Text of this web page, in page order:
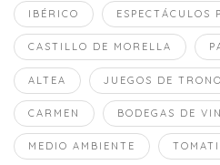
IBÉRICO ESPECTÁCULOS
CASTILLO DE MORELLA
ALTEA JUEGOS DE
CARMEN BODEGAS DE
MEDIO AMBIENTE